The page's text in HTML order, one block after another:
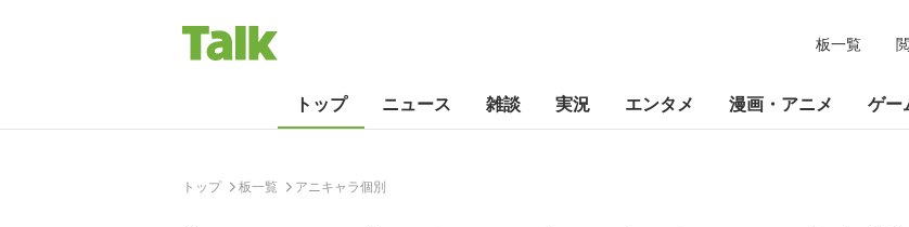
板一覧
トップ ニュース 雑談 実況 エンタメ 漫画・アニメ ゲー
トップ 板一覧 アニキャラ個別